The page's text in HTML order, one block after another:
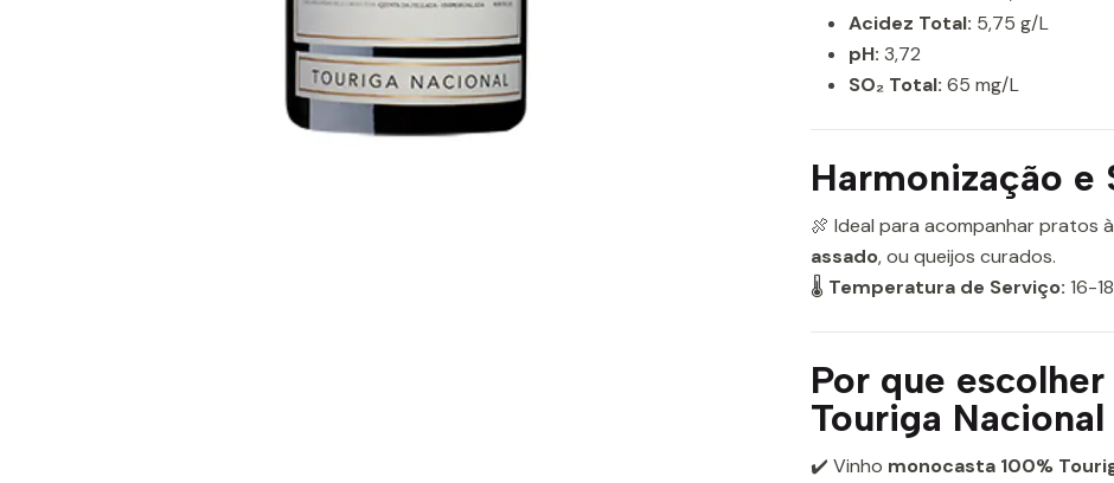
Acidez Total: 5,75 g/L
pH: 3,72
SO₂ Total: 65 mg/L
Harmonização e
🍖 Ideal para acompanhar pratos
assado, ou queijos curados.
🌡 Temperatura de Serviço: 16-
Por que
Touriga Nacional
✔️ Vinho monocasta 100%